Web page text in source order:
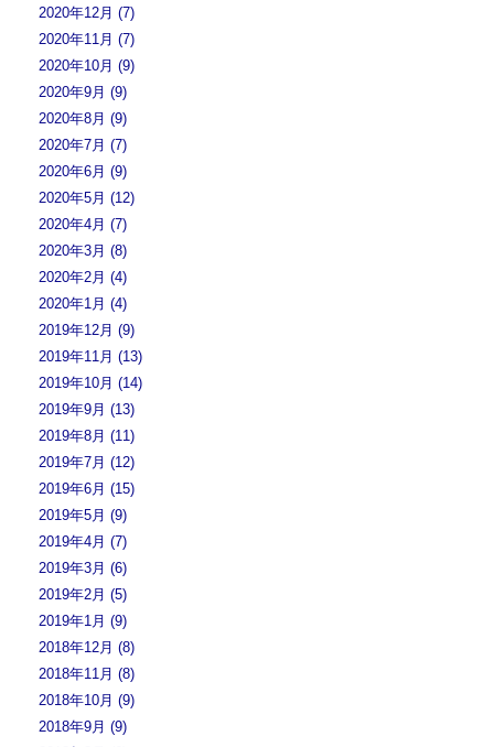
2020年12月 (7)
2020年11月 (7)
2020年10月 (9)
2020年9月 (9)
2020年8月 (9)
2020年7月 (7)
2020年6月 (9)
2020年5月 (12)
2020年4月 (7)
2020年3月 (8)
2020年2月 (4)
2020年1月 (4)
2019年12月 (9)
2019年11月 (13)
2019年10月 (14)
2019年9月 (13)
2019年8月 (11)
2019年7月 (12)
2019年6月 (15)
2019年5月 (9)
2019年4月 (7)
2019年3月 (6)
2019年2月 (5)
2019年1月 (9)
2018年12月 (8)
2018年11月 (8)
2018年10月 (9)
2018年9月 (9)